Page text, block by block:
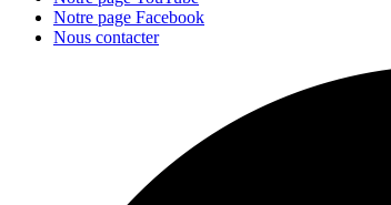
Notre page Facebook
Nous contacter